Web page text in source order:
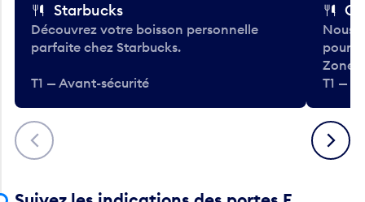
Précédent
Starbucks
Découvrez votre boisson personnelle
parfaite chez Starbucks.
T1 — Avant-sécurité
Nous
pour
Zone.
T1 —
Suivant